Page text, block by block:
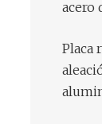
acero
Placa